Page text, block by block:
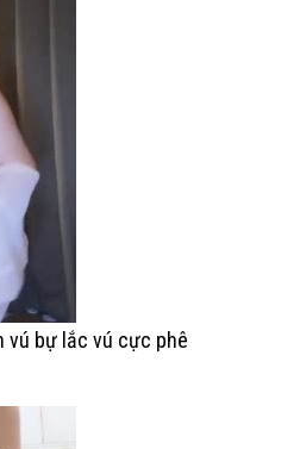
vú bự lắc vú cực phê